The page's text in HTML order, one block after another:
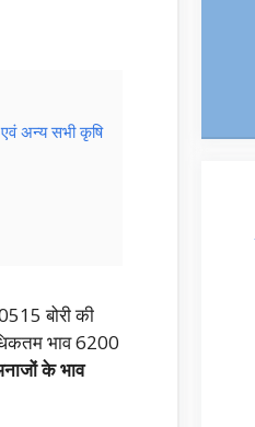
अन्य सभी कृषि
बोरी की
भाव 6200
के भाव